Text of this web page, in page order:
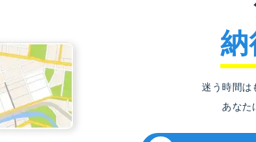
納
迷う時間
あなた